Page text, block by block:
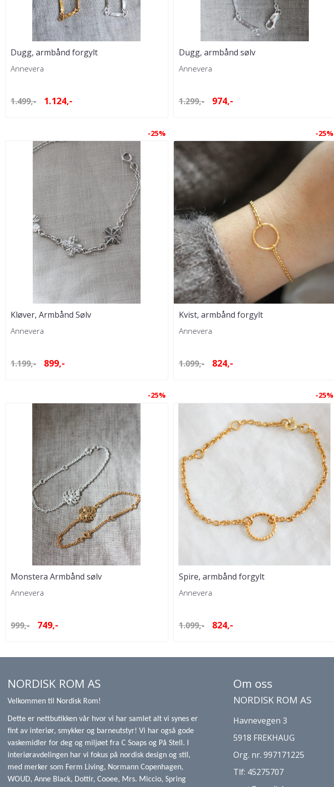
Dugg, armbånd forgylt
Annevera
1.499,- 1.124,-
Dugg, armbånd sølv
Annevera
1.299,- 974,-
-25%
Kløver, Armbånd Sølv
Annevera
1.199,- 899,-
-25%
Kvist, armbånd forgylt
Annevera
1.099,- 824,-
-25%
Monstera Armbånd sølv
Annevera
999,- 749,-
-25%
Spire, armbånd forgylt
Annevera
1.099,- 824,-
NORDISK ROM AS
Velkommen til Nordisk Rom!
Dette er nettbutikken vår hvor vi har samlet alt vi synes er
fint av interiør, smykker og barneutstyr! Vi har også gode
vaskemidler for deg og miljøet fra C Soaps og På Stell. I
interiøravdelingen har vi fokus på nordisk design og stil,
med merker som Ferm Living, Normann Copenhagen,
WOUD, Anne Black, Dottir, Cooee, Mrs. Miccio, Spring
Om oss
NORDISK ROM AS
Havnevegen 3
5918 FREKHAUG
Org. nr. 997171225
Tlf: 45275707